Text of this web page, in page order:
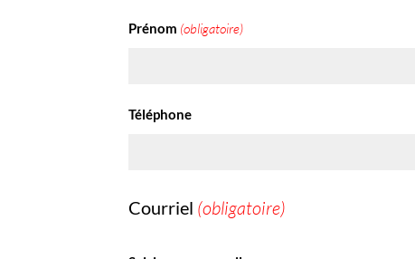
Prénom (obligatoire)
Téléphone
Courriel (obligatoire)